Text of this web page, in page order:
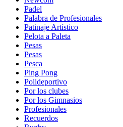
Padel
Palabra de Profesionales
Patinaje Artístico
Pelota a Paleta
Pesas
Pesas
Pesca
Ping Pong
Polideportivo
Por los clubes
Por los Gimnasios
Profesionales
Recuerdos